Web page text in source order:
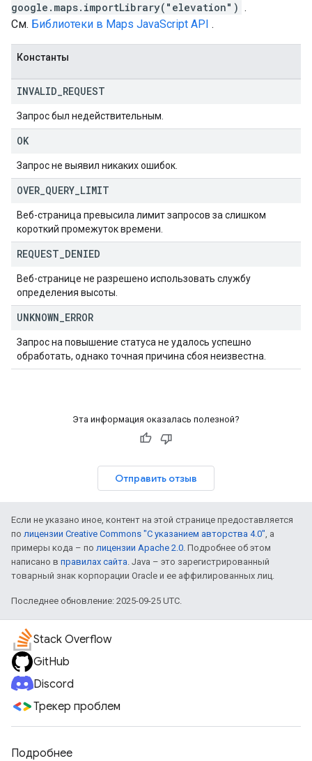
google.maps.importLibrary("elevation") .
См. Библиотеки в Maps JavaScript API .
Константы
INVALID REQUEST
Запрос был недействительным.
OK
Запрос не выявил никаких ошибок.
OVER QUERY LIMIT
Веб-страница превысила лимит запросов за слишком
короткий промежуток времени.
REQUEST DENIED
Веб-странице не разрешено использовать службу
определения высоты.
UNKNOWN ERROR
Запрос на повышение статуса не удалось успешно
обработать, однако точная причина сбоя неизвестна.
Эта информация оказалась полезной?
Отправить отзыв
Если не указано иное, контент на этой странице предоставляется
по лицензии Creative Commons "С указанием авторства 4.0", а
примеры кода – по лицензии Apache 2.0. Подробнее об этом
написано в правилах сайта. Java – это зарегистрированный
товарный знак корпорации Oracle и ее аффилированных лиц.
Последнее обновление: 2025-09-25 UTC.
Stack Overflow
GitHub
Discord
Трекер проблем
Подробнее